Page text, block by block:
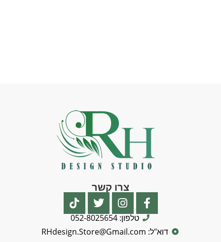
צרו קשר
טלפון: 052-8025654
דוא"ל: RHdesign.Store@Gmail.com